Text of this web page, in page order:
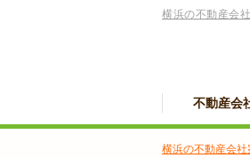
横浜の不動産会
不動産会
横浜の不動産会社